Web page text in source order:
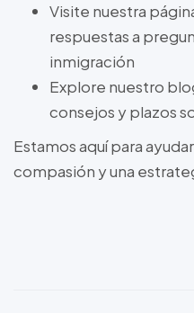
Visite nuestra
respuestas a
inmigración
Explore nuestro
consejos y plazos
Estamos aquí para
compasión y una